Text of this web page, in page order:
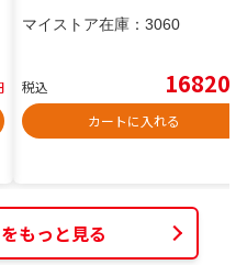
マイストア在庫： 3060
税込 16820
カートに入れる
もっと見る